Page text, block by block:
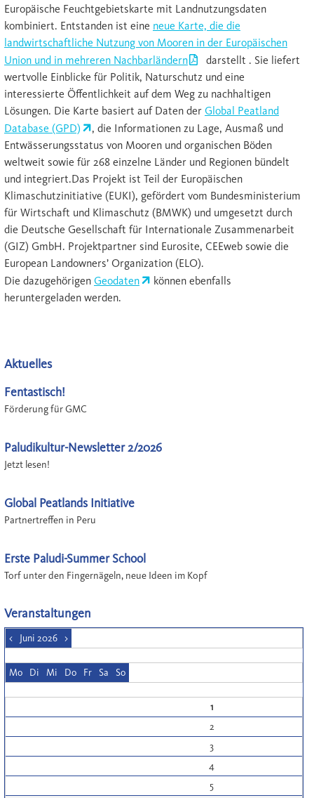
Europäische Feuchtgebietskarte mit Landnutzungsdaten
kombiniert. Entstanden ist eine neue Karte, die die
landwirtschaftliche Nutzung von Mooren in der Europäischen
Union und in mehreren Nachbarländern
darstellt . Sie liefert
wertvolle Einblicke für Politik, Naturschutz und eine
interessierte Öffentlichkeit auf dem Weg zu nachhaltigen
Lösungen. Die Karte basiert auf Daten der Global Peatland
Database (GPD)
, die Informationen zu Lage, Ausmaß und
Entwässerungsstatus von Mooren und organischen Böden
weltweit sowie für 268 einzelne Länder und Regionen bündelt
und integriert.Das Projekt ist Teil der Europäischen
Klimaschutzinitiative (EUKI), gefördert vom Bundesministerium
für Wirtschaft und Klimaschutz (BMWK) und umgesetzt durch
die Deutsche Gesellschaft für Internationale Zusammenarbeit
(GIZ) GmbH. Projektpartner sind Eurosite, CEEweb sowie die
European Landowners’ Organization (ELO).
Die dazugehörigen Geodaten
können ebenfalls
heruntergeladen werden.
Aktuelles
Fentastisch!
Förderung für GMC
Paludikultur-Newsletter 2/2026
Jetzt lesen!
Global Peatlands Initiative
Partnertreffen in Peru
Erste Paludi-Summer School
Torf unter den Fingernägeln, neue Ideen im Kopf
Veranstaltungen
< Juni 2026 >
Mo Di Mi Do Fr Sa So
1
2
3
4
5